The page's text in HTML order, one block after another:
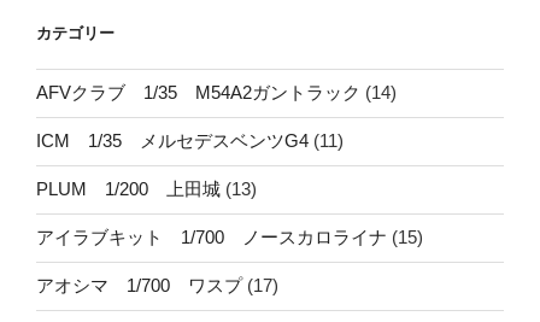
カテゴリー
AFVクラブ 1/35 M54A2ガントラック (14)
ICM 1/35 メルセデスベンツG4 (11)
PLUM 1/200 上田城 (13)
アイラブキット 1/700 ノースカロライナ (15)
アオシマ 1/700 ワスプ(17)